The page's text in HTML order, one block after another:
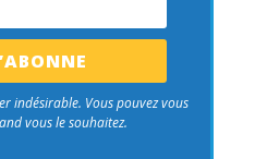
indésirable. Vous pouvez vous
vous le souhaitez.